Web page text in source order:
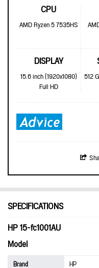
CPU
AMD Ryzen 5 7535HS
DISPLAY
15.6 inch (1920x1080)
Full HD
512
SPECIFICATIONS
HP 15-fc1001AU
Model
Brand
HP